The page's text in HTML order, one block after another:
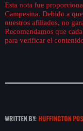
Esta nota fue
Campesina. Debido a
nuestros afiliados, no
Recomendamos que
para verificar el
WRITTEN BY: HUFFINGTON